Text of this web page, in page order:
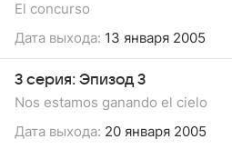
El concurso
Дата выхода: 13 января 2005
3 серия: Эпизод 3
Nos estamos ganando el cielo
Дата выхода: 20 января 2005